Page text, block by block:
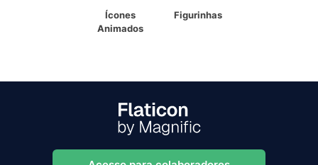
Ícones
Animados
Figurinhas